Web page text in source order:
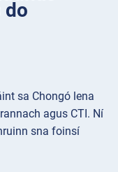
do
sa Chongó lena
agus CTI. Ní
sna foinsí